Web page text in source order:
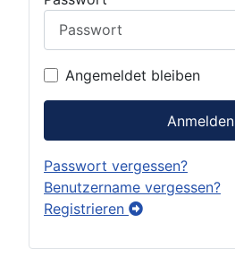
Angemeldet bleiben
Anmelden
Passwort vergessen?
Benutzername vergessen?
Registrieren